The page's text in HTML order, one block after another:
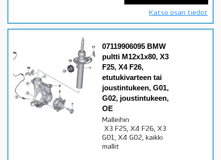
Katso osan tiedot
07119906095 BMW
pultti M12x1x80, X3
F25, X4 F26,
etutukivarteen tai
joustintukeen, G01,
G02, joustintukeen,
OE
Malleihin
X3 F25, X4 F26, X3
G01, X4 G02, kaikki
mallit